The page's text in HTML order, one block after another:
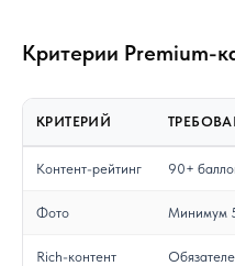
Критерии Premium-
КРИТЕРИЙ
Контент-рейтинг 90+
Фото Минимум
Rich-контент